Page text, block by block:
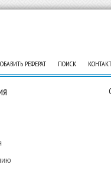
РЕФЕРАТ ПОИСК